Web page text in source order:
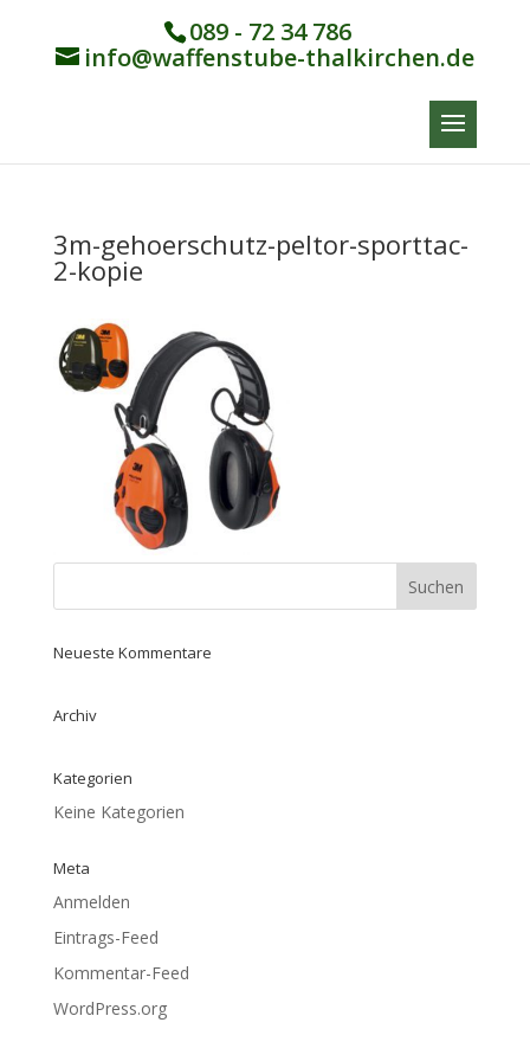
089 - 72 34 786
info@waffenstube-thalkirchen.de
3m-gehoerschutz-peltor-sporttac-
2-kopie
Neueste Kommentare
Archiv
Kategorien
Keine Kategorien
Meta
Anmelden
Eintrags-Feed
Kommentar-Feed
WordPress.org